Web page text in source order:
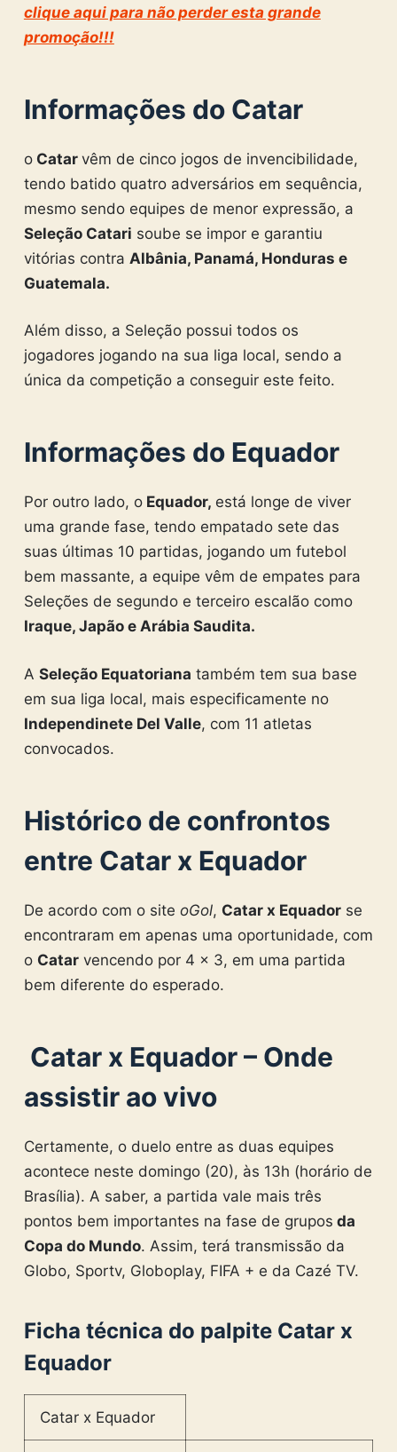
clique aqui para não perder esta grande
promoção!!!
Informações do Catar
oCatar vêm de cinco jogos de invencibilidade,
tendo batido quatro adversários em sequência,
mesmo sendo equipes de menor expressão, a
Seleção Catari soube se impor e garantiu
vitórias contra Albânia, Panamá, Honduras e
Guatemala.
Além disso, a Seleção possui todos os
jogadores jogando na sua liga local, sendo a
única da competição a conseguir este feito.
Informações do Equador
Por outro lado, oEquador, está longe de viver
uma grande fase, tendo empatado sete das
suas últimas 10 partidas, jogando um futebol
bem massante, a equipe vêm de empates para
Seleções de segundo e terceiro escalão como
Iraque, Japão e Arábia Saudita.
A Seleção Equatoriana também tem sua base
em sua liga local, mais especificamente no
Independinete Del Valle, com 11 atletas
convocados.
Histórico de confrontos
entre Catar x Equador
De acordo com o site oGol, Catar x Equadorse
encontraram em apenas uma oportunidade, com
o Catarvencendo por 4 x 3, em uma partida
bem diferente do esperado.
Catar x Equador – Onde
assistir ao vivo
Certamente, o duelo entre as duas equipes
acontece neste domingo (20), às 13h (horário de
Brasília). A saber, a partida vale mais três
pontos bem importantes na fase de grupos da
Copa do Mundo. Assim, terá transmissão da
Globo, Sportv, Globoplay, FIFA + e da Cazé TV.
Ficha técnica do palpite Catar x
Equador
Catar x Equador